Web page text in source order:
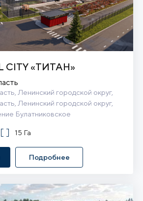
CITY «ТИТАН»
Ленинский городской округ,
Ленинский городской округ,
Булатниковское
15 Га
Подробнее